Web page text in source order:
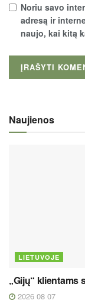
Noriu savo
adresą ir
naujo, kai kitą
Naujienos
LIETUVOJE
„Gijų“ klientams
2026 08 07